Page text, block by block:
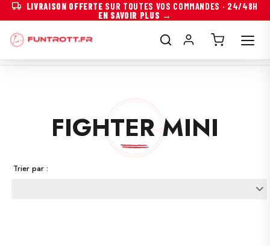
LIVRAISON OFFERTE SUR TOUTES VOS COMMANDES · 24/48H
EN SAVOIR PLUS →
FIGHTER MINI
Trier par :